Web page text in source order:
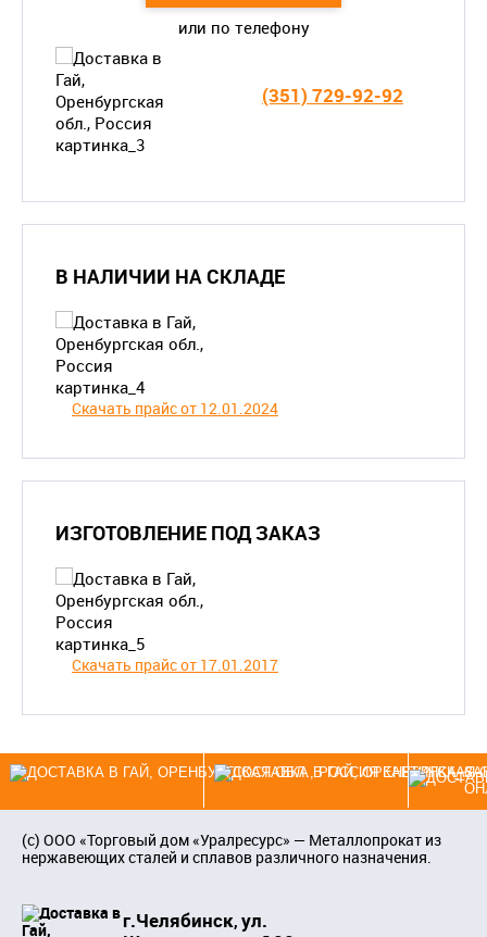
или по телефону
(351) 729-92-92
В НАЛИЧИИ НА СКЛАДЕ
Скачать прайс от 12.01.2024
ИЗГОТОВЛЕНИЕ ПОД ЗАКАЗ
Скачать прайс от 17.01.2017
(c) ООО «Торговый дом «Уралресурс» — Металлопрокат из
нержавеющих сталей и сплавов различного назначения.
г.Челябинск, ул.